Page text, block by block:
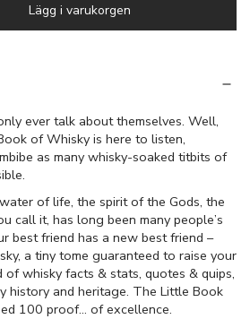
Lägg i varukorgen
ever talk about themselves. Well,
of Whisky is here to listen,
as many whisky-soaked titbits of
of life, the spirit of the Gods, the
call it, has long been many people’s
best friend has a new best friend –
a tiny tome guaranteed to raise your
whisky facts & stats, quotes & quips,
history and heritage. The Little Book
100 proof… of excellence.